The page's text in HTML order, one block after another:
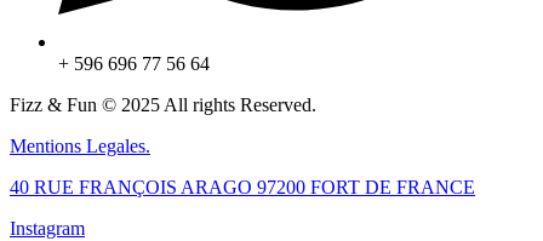
+ 596 696 77 56 64
Fizz & Fun © 2025 All rights Reserved.
Mentions Legales.
40 RUE FRANÇOIS ARAGO 97200 FORT DE FRANCE
Instagram